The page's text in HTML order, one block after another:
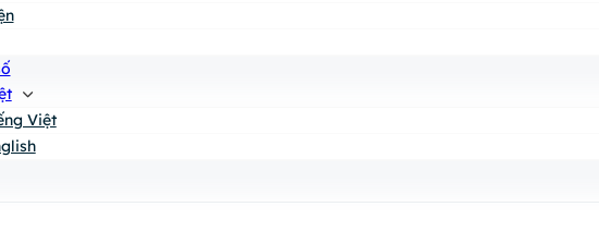
Việt